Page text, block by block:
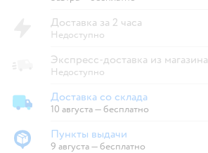
Доставка за 2 часа
Недоступно
Экспресс-доставка из магазина
Недоступно
Доставка со склада
Доставка со склада
10 августа—бесплатно
Пункты выдачи
Пункты выдачи
9 августа—бесплатно